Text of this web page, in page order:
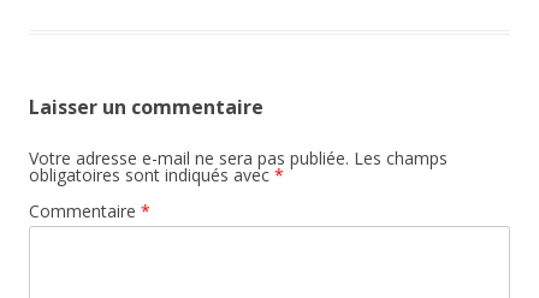
Laisser un commentaire
Votre adresse e-mail ne sera pas publiée. Les champs
obligatoires sont indiqués avec *
Commentaire *